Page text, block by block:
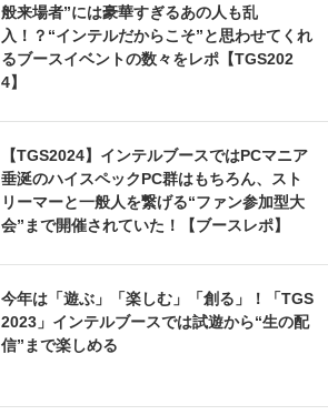
般来場者”には豪華すぎるあの人も乱
入！？“インテルだからこそ”と思わせてくれ
るブースイベントの数々をレポ【TGS202
4】
【TGS2024】インテルブースではPCマニア
垂涎のハイスペックPC群はもちろん、スト
リーマーと一般人を繋げる“ファン参加型大
会”まで開催されていた！【ブースレポ】
今年は「遊ぶ」「楽しむ」「創る」！「TGS
2023」インテルブースでは試遊から“生の配
信”まで楽しめる